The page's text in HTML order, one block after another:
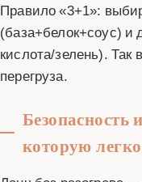
Правило «3+1»:
(база+белок+соус) и
кислота/зелень). Так
перегруза.
Безопасность
которую